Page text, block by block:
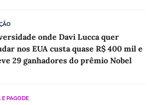
onde Davi Lucca quer
nos EUA custa quase R$ 400 mil e
29 ganhadores do prêmio Nobel
PAGODE